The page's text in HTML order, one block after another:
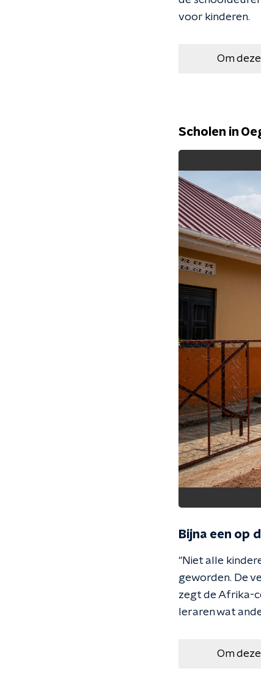
voor kinderen.
Om
Scholen in
Bijna een op
''Niet alle
geworden. De
zegt de Afrika-
leraren wat
Om